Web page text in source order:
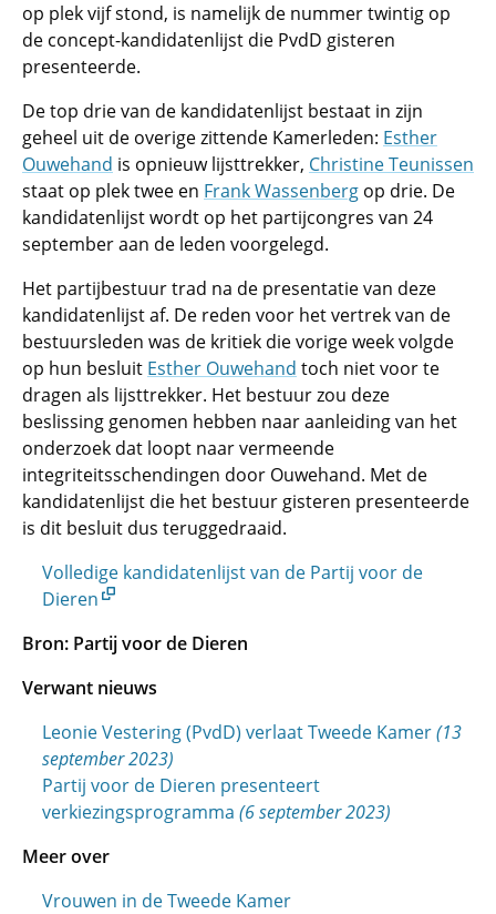
op plek vijf stond, is namelijk de nummer twintig op
de concept-kandidatenlijst die PvdD gisteren
presenteerde.
De top drie van de kandidatenlijst bestaat in zijn
geheel uit de overige zittende Kamerleden: Esther
Ouwehand is opnieuw lijsttrekker, Christine Teunissen
staat op plek twee en Frank Wassenberg op drie. De
kandidatenlijst wordt op het partijcongres van 24
september aan de leden voorgelegd.
Het partijbestuur trad na de presentatie van deze
kandidatenlijst af. De reden voor het vertrek van de
bestuursleden was de kritiek die vorige week volgde
op hun besluit Esther Ouwehand toch niet voor te
dragen als lijsttrekker. Het bestuur zou deze
beslissing genomen hebben naar aanleiding van het
onderzoek dat loopt naar vermeende
integriteitsschendingen door Ouwehand. Met de
kandidatenlijst die het bestuur gisteren presenteerde
is dit besluit dus teruggedraaid.
Volledige kandidatenlijst van de Partij voor de
Dieren
Bron: Partij voor de Dieren
Verwant nieuws
Leonie Vestering (PvdD) verlaat Tweede Kamer(13
september 2023)
Partij voor de Dieren presenteert
verkiezingsprogramma (6 september 2023)
Meer over
Vrouwen in de Tweede Kamer